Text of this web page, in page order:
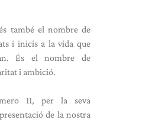
també el nombre de
i inicis a la vida que
És el nombre de
i ambició.
11, per la seva
de la nostra